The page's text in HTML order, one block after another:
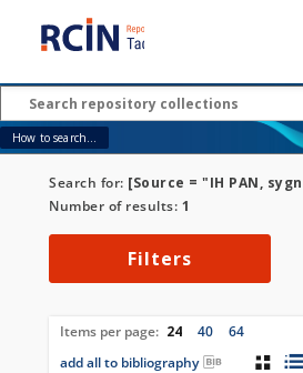
How to search...
Search for: [Source = "IH PAN,
Number of results: 1
Filters
Items per page: 24 40
64
add all to bibliography